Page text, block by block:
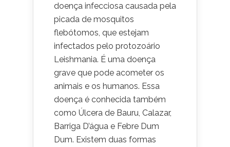
doença infecciosa causada pela
picada de mosquitos
flebótomos, que estejam
infectados pelo protozoário
Leishmania. É uma doença
grave que pode acometer os
animais e os humanos. Essa
doença é conhecida também
como Úlcera de Bauru, Calazar,
Barriga D’água e Febre Dum
Dum. Existem duas formas